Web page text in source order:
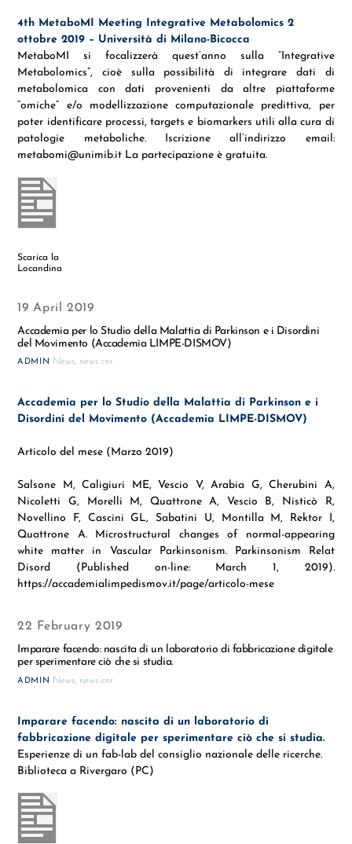
4th MetaboMI Meeting Integrative Metabolomics 2
ottobre 2019 – Università di Milano-Bicocca
MetaboMI si focalizzerà quest’anno sulla “Integrative
Metabolomics”, cioè sulla possibilità di integrare dati di
metabolomica con dati provenienti da altre piattaforme
“omiche” e/o modellizzazione computazionale predittiva, per
poter identificare processi, targets e biomarkers utili alla cura di
patologie metaboliche. Iscrizione all’indirizzo email:
metabomi@unimib.it La partecipazione è gratuita.
Scarica la
Locandina
19 April 2019
Accademia per lo Studio della Malattia di Parkinson e i Disordini
del Movimento (Accademia LIMPE-DISMOV)
ADMIN News, news cnr
Accademia per lo Studio della Malattia di Parkinson e i
Disordini del Movimento (Accademia LIMPE-DISMOV)
Articolo del mese (Marzo 2019)
Salsone M, Caligiuri ME, Vescio V, Arabia G, Cherubini A,
Nicoletti G, Morelli M, Quattrone A, Vescio B, Nisticò R,
Novellino F, Cascini GL, Sabatini U, Montilla M, Rektor I,
Quattrone A. Microstructural changes of normal-appearing
white matter in Vascular Parkinsonism. Parkinsonism Relat
Disord (Published on-line: March 1, 2019).
https://accademialimpedismov.it/page/articolo-mese
22 February 2019
Imparare facendo: nascita di un laboratorio di fabbricazione digitale
per sperimentare ciò che si studia.
ADMIN News, news cnr
Imparare facendo: nascita di un laboratorio di
fabbricazione digitale per sperimentare ciò che si studia.
Esperienze di un fab-lab del consiglio nazionale delle ricerche.
Biblioteca a Rivergaro (PC)